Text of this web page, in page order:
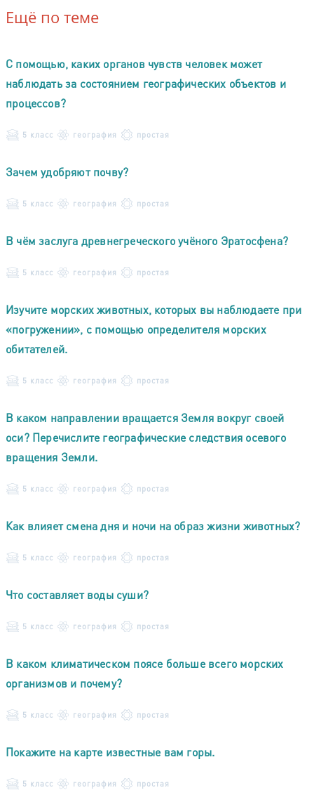
Ещё по теме
С помощью, каких органов чувств человек может
наблюдать за состоянием географических объектов и
процессов?
5 класс география простая
Зачем удобряют почву?
5 класс география простая
В чём заслуга древнегреческого учёного Эратосфена?
5 класс география простая
Изучите морских животных, которых вы наблюдаете при
«погружении», с помощью определителя морских
обитателей.
5 класс география простая
В каком направлении вращается Земля вокруг своей
оси? Перечислите географические следствия осевого
вращения Земли.
5 класс география простая
Как влияет смена дня и ночи на образ жизни животных?
5 класс география простая
Что составляет воды суши?
5 класс география простая
В каком климатическом поясе больше всего морских
организмов и почему?
5 класс география простая
Покажите на карте известные вам горы.
5 класс география простая